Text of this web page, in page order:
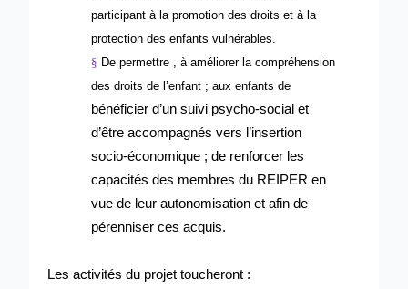
participant à la promotion des droits et à la
protection des enfants vulnérables.
§ De permettre , à améliorer la compréhension
des droits de l’enfant ; aux enfants de
bénéficier d’un suivi psycho-social et
d’être accompagnés vers l’insertion
socio-économique ; de renforcer les
capacités des membres du REIPER en
vue de leur autonomisation et afin de
pérenniser ces acquis.
Les activités du projet toucheront :